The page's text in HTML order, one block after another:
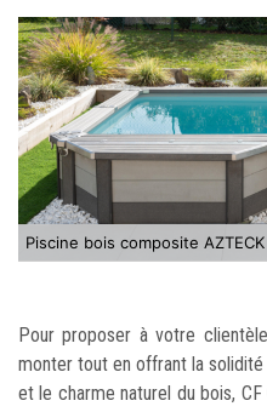
Piscine bois composite
Pour proposer à votre
monter tout en offrant la
et le charme naturel du bois,